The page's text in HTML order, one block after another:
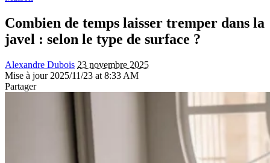
Combien de temps laisser tremper dans la
javel : selon le type de surface ?
Alexandre Dubois 23 novembre 2025
Mise à jour 2025/11/23 at 8:33 AM
Partager